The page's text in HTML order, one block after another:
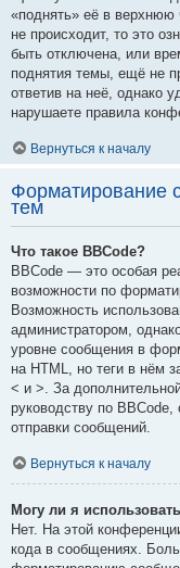
«поднять» её в верхнюю
не происходит, то это
быть отключена, или
поднятия темы, ещё не
ответив на неё, однако
нарушаете правила
Вернуться к началу
Форматирование
тем
Что такое BBCode?
BBCode — это особая
возможности по
Возможность
администратором,
уровне сообщения в
на HTML, но теги в нём
< и >. За
руководству по
отправки сообщений.
Вернуться к началу
Могу ли я
Нет. На этой
кода в сообщениях.